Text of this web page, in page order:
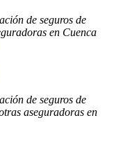
de seguros de
en Cuenca
de seguros de
aseguradoras en